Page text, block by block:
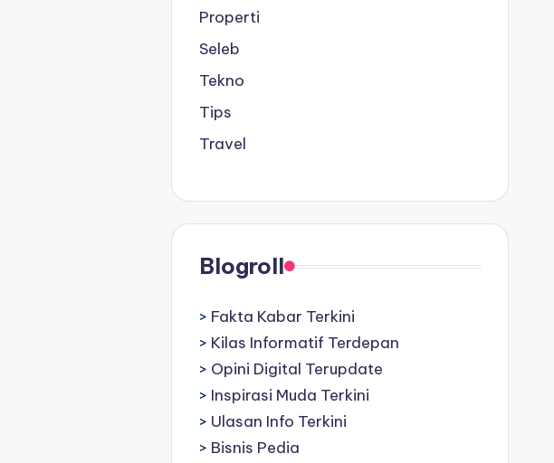
Properti
Seleb
Tekno
Tips
Travel
Blogroll
> Fakta Kabar Terkini
> Kilas Informatif Terdepan
> Opini Digital Terupdate
> Inspirasi Muda Terkini
> Ulasan Info Terkini
> Bisnis Pedia